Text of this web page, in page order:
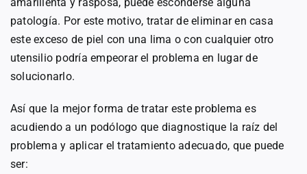
amarillenta y rasposa, puede esconderse alguna
patología. Por este motivo, tratar de eliminar en casa
este exceso de piel con una lima o con cualquier otro
utensilio podría empeorar el problema en lugar de
solucionarlo.
Así que la mejor forma de tratar este problema es
acudiendo a un podólogo que diagnostique la raíz del
problema y aplicar el tratamiento adecuado, que puede
ser: